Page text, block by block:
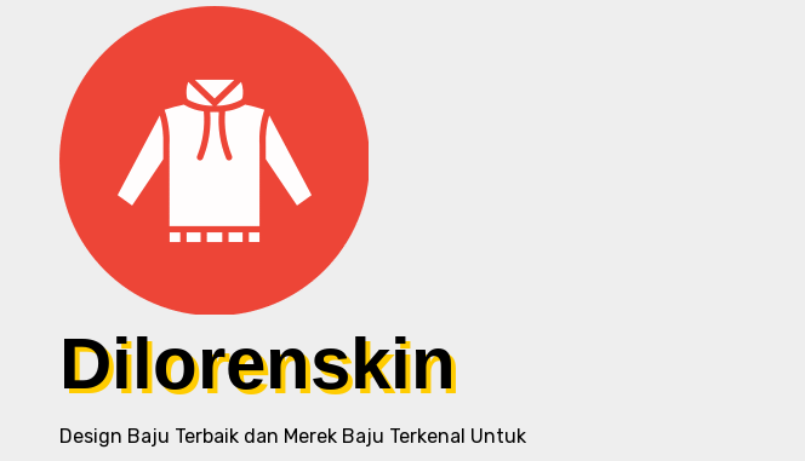
Dilorenskin
Design Baju Terbaik dan Merek Baju Terkenal Untuk